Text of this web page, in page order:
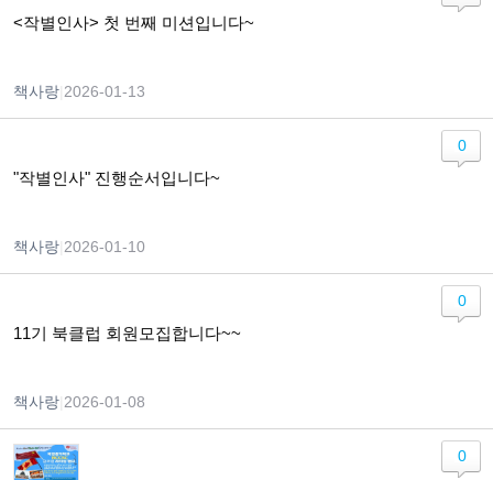
<작별인사> 첫 번째 미션입니다~
책사랑 2026-01-13
"작별인사" 진행순서입니다~
책사랑 2026-01-10
0
11기 북클럽 회원모집합니다~~
책사랑 2026-01-08
0
0